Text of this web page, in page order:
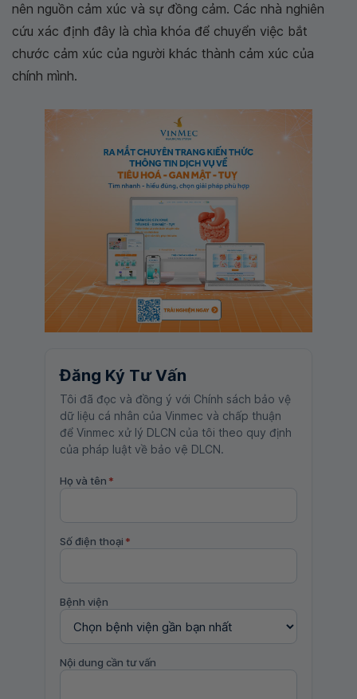
nên nguồn cảm xúc và sự đồng cảm. Các nhà nghiên
cứu xác định đây là chìa khóa để chuyển việc bắt
chước cảm xúc của người khác thành cảm xúc của
chính mình.
Đăng Ký Tư Vấn
Tôi đã đọc và đồng ý với Chính sách bảo vệ
dữ liệu cá nhân của Vinmec và chấp thuận
để Vinmec xử lý DLCN của tôi theo quy định
của pháp luật về bảo vệ DLCN.
Họ và tên *
Số điện thoại *
Bệnh viện
Nội dung cần tư vấn